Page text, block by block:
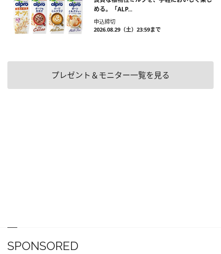
める。「ALP...
申込締切
2026.08.29（土）23:59まで
プレゼント＆モニター一覧を見る
SPONSORED